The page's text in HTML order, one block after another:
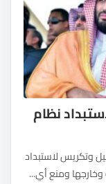
نظام
وتكريس لاستبداد
ومنع أي...